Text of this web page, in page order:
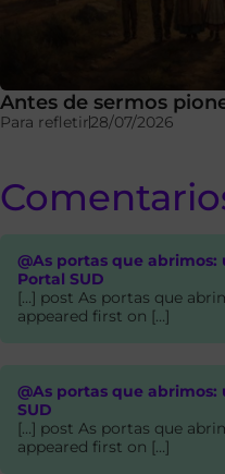
Antes de sermos
Para refletir28/07/2026
@As portas que
Portal SUD
[…] post As portas que
appeared first on […]
@As portas que abrimos:
SUD
[…] post As portas que
appeared first on […]